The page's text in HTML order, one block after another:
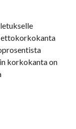
korkokanta on